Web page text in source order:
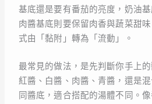
基底還是要有番茄的亮度，奶油
肉醬基底則要保留肉香與蔬菜甜
式由「黏附」轉為「流動」。
最常見的做法，是先判斷你手上
紅醬、白醬、肉醬、青醬，還是
同醬底，適合搭配的湯體不同。